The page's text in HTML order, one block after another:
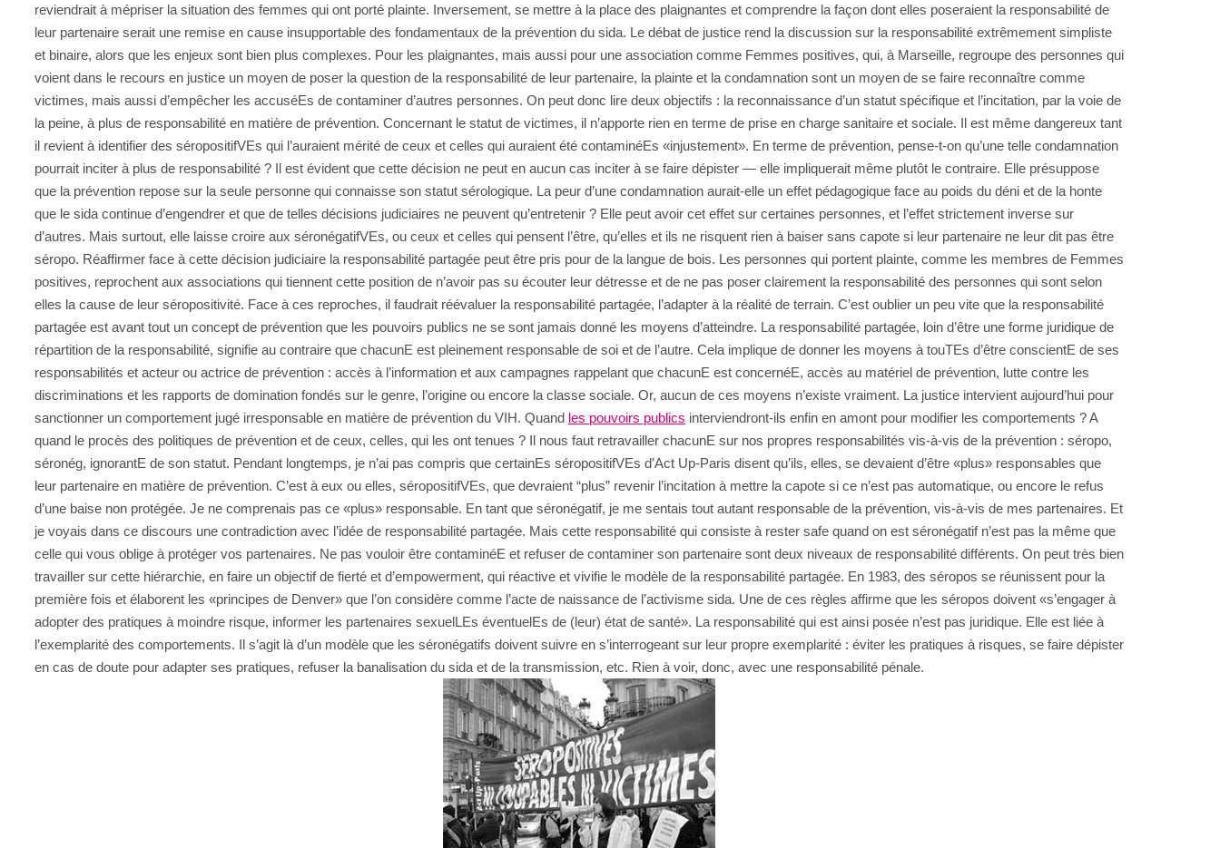
reviendrait à mépriser la situation des femmes qui ont porté plainte. Inversement, se mettre à la place des plaignantes et comprendre la façon dont elles poseraient la responsabilité de
leur partenaire serait une remise en cause insupportable des fondamentaux de la prévention du sida. Le débat de justice rend la discussion sur la responsabilité extrêmement simpliste
et binaire, alors que les enjeux sont bien plus complexes. Pour les plaignantes, mais aussi pour une association comme Femmes positives, qui, à Marseille, regroupe des personnes qui
voient dans le recours en justice un moyen de poser la question de la responsabilité de leur partenaire, la plainte et la condamnation sont un moyen de se faire reconnaître comme
victimes, mais aussi d’empêcher les accuséEs de contaminer d’autres personnes. On peut donc lire deux objectifs : la reconnaissance d’un statut spécifique et l’incitation, par la voie de
la peine, à plus de responsabilité en matière de prévention. Concernant le statut de victimes, il n’apporte rien en terme de prise en charge sanitaire et sociale. Il est même dangereux tant
il revient à identifier des séropositifVEs qui l’auraient mérité de ceux et celles qui auraient été contaminéEs «injustement». En terme de prévention, pense-t-on qu’une telle condamnation
pourrait inciter à plus de responsabilité ? Il est évident que cette décision ne peut en aucun cas inciter à se faire dépister — elle impliquerait même plutôt le contraire. Elle présuppose
que la prévention repose sur la seule personne qui connaisse son statut sérologique. La peur d’une condamnation aurait-elle un effet pédagogique face au poids du déni et de la honte
que le sida continue d’engendrer et que de telles décisions judiciaires ne peuvent qu’entretenir ? Elle peut avoir cet effet sur certaines personnes, et l’effet strictement inverse sur
d’autres. Mais surtout, elle laisse croire aux séronégatifVEs, ou ceux et celles qui pensent l’être, qu’elles et ils ne risquent rien à baiser sans capote si leur partenaire ne leur dit pas être
séropo. Réaffirmer face à cette décision judiciaire la responsabilité partagée peut être pris pour de la langue de bois. Les personnes qui portent plainte, comme les membres de Femmes
positives, reprochent aux associations qui tiennent cette position de n’avoir pas su écouter leur détresse et de ne pas poser clairement la responsabilité des personnes qui sont selon
elles la cause de leur séropositivité. Face à ces reproches, il faudrait réévaluer la responsabilité partagée, l’adapter à la réalité de terrain. C’est oublier un peu vite que la responsabilité
partagée est avant tout un concept de prévention que les pouvoirs publics ne se sont jamais donné les moyens d’atteindre. La responsabilité partagée, loin d’être une forme juridique de
répartition de la responsabilité, signifie au contraire que chacunE est pleinement responsable de soi et de l’autre. Cela implique de donner les moyens à touTEs d’être conscientE de ses
responsabilités et acteur ou actrice de prévention : accès à l’information et aux campagnes rappelant que chacunE est concernéE, accès au matériel de prévention, lutte contre les
discriminations et les rapports de domination fondés sur le genre, l’origine ou encore la classe sociale. Or, aucun de ces moyens n’existe vraiment. La justice intervient aujourd’hui pour
sanctionner un comportement jugé irresponsable en matière de prévention du VIH. Quand les pouvoirs publics interviendront-ils enfin en amont pour modifier les comportements ? A
quand le procès des politiques de prévention et de ceux, celles, qui les ont tenues ? Il nous faut retravailler chacunE sur nos propres responsabilités vis-à-vis de la prévention : séropo,
séronég, ignorantE de son statut. Pendant longtemps, je n’ai pas compris que certainEs séropositifVEs d’Act Up-Paris disent qu’ils, elles, se devaient d’être «plus» responsables que
leur partenaire en matière de prévention. C’est à eux ou elles, séropositifVEs, que devraient “plus” revenir l’incitation à mettre la capote si ce n’est pas automatique, ou encore le refus
d’une baise non protégée. Je ne comprenais pas ce «plus» responsable. En tant que séronégatif, je me sentais tout autant responsable de la prévention, vis-à-vis de mes partenaires. Et
je voyais dans ce discours une contradiction avec l’idée de responsabilité partagée. Mais cette responsabilité qui consiste à rester safe quand on est séronégatif n’est pas la même que
celle qui vous oblige à protéger vos partenaires. Ne pas vouloir être contaminéE et refuser de contaminer son partenaire sont deux niveaux de responsabilité différents. On peut très bien
travailler sur cette hiérarchie, en faire un objectif de fierté et d’empowerment, qui réactive et vivifie le modèle de la responsabilité partagée. En 1983, des séropos se réunissent pour la
première fois et élaborent les «principes de Denver» que l’on considère comme l’acte de naissance de l’activisme sida. Une de ces règles affirme que les séropos doivent «s’engager à
adopter des pratiques à moindre risque, informer les partenaires sexuelLEs éventuelEs de (leur) état de santé». La responsabilité qui est ainsi posée n’est pas juridique. Elle est liée à
l’exemplarité des comportements. Il s’agit là d’un modèle que les séronégatifs doivent suivre en s’interrogeant sur leur propre exemplarité : éviter les pratiques à risques, se faire dépister
en cas de doute pour adapter ses pratiques, refuser la banalisation du sida et de la transmission, etc. Rien à voir, donc, avec une responsabilité pénale.